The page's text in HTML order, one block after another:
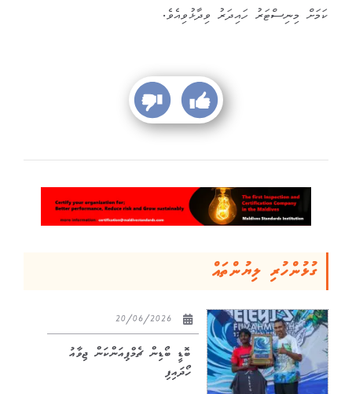
ކަމަށް މިނިސްޓަރު ހައިދަރު ވިދާޅުވިއެވެ.
ގުޅުންހުރި ލިޔުންތައް
ބޮޑީ ބޯޑިން ޗެމްޕިއަންކަން ޖިވާއު
ހޯދައިފި